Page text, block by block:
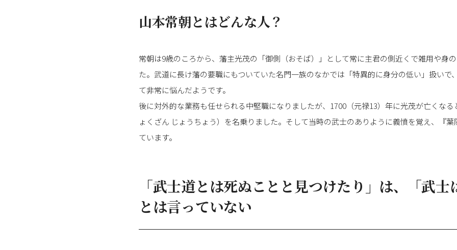
山本常朝とはどんな人？
常朝は9歳のころから、藩主光茂の「御側（おそば）」として常に主君の側近くで雑用や身
た。武道に長け藩の要職にもついていた名門一族のなかでは「特異的に身分の低い」扱いで
て非常に悩んだようです。
後に対外的な業務も任せられる中堅職になりましたが、1700（元禄13）年に光茂が亡くな
ょくざん じょうちょう）を名乗りました。そして当時の武士のありように義憤を覚え、『
ています。
「武士道とは死ぬことと見つけたり」は、「武
とは言っていない